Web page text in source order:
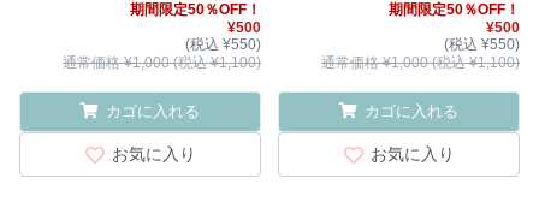
期間限定50％OFF！
¥500
(税込 ¥550)
通常価格 ¥1,000 (税込 ¥1,100)
カゴに入れる
お気に入り
期間限定50％OFF！
¥500
(税込 ¥550)
通常価格 ¥1,000 (税込 ¥1,100)
カゴに入れる
お気に入り